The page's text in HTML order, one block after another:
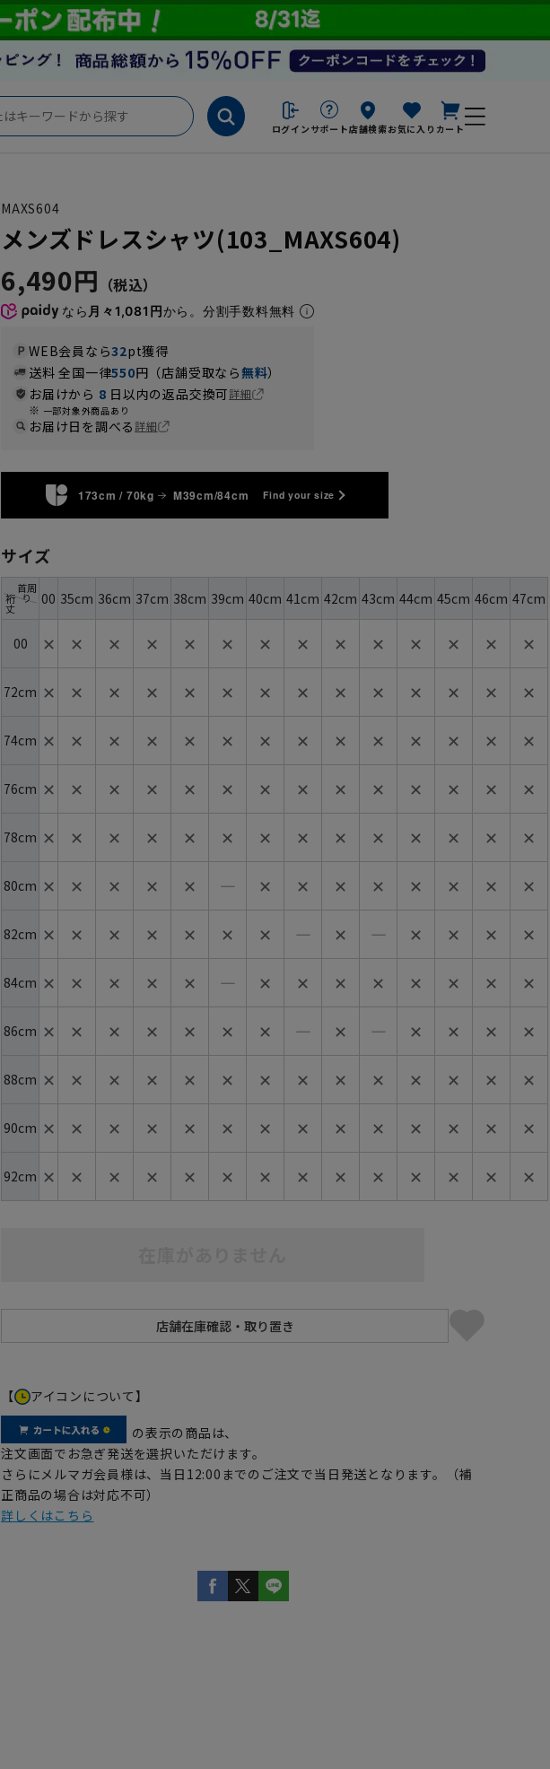
ログイン サポート店舗検索お気に入り カート
4L47cm/84cm 5L49cm/84cm
MAXS604
メンズドレスシャツ(103_MAXS604)
6,490円
なら 月々1,081円から。分割手数料無料
WEB会員なら32pt獲得
送料 全国一律550円（店舗受取なら無料）
お届けから 8 日以内の返品交換可詳細
一部対象外商品あり
お届け日を調べる詳細
173cm / 70kg M39cm/84cm Find your size
サイズ
裄
丈
首周
り 00 35cm 36cm 37cm 38cm 39cm 40cm 41cm 42cm 43cm 44cm 45cm 46cm 47cm
00 ✕ ✕ ✕ ✕ ✕ ✕ ✕ ✕ ✕ ✕ ✕ ✕ ✕ ✕
72cm ✕ ✕ ✕ ✕ ✕ ✕ ✕ ✕ ✕ ✕ ✕ ✕ ✕ ✕
74cm ✕ ✕ ✕ ✕ ✕ ✕ ✕ ✕ ✕ ✕ ✕ ✕ ✕ ✕
76cm ✕ ✕ ✕ ✕ ✕ ✕ ✕ ✕ ✕ ✕ ✕ ✕ ✕ ✕
78cm ✕ ✕ ✕ ✕ ✕ ✕ ✕ ✕ ✕ ✕ ✕ ✕ ✕ ✕
80cm ✕ ✕ ✕ ✕ ✕ ― ✕ ✕ ✕ ✕ ✕ ✕ ✕ ✕
82cm ✕ ✕ ✕ ✕ ✕ ✕ ✕ ― ✕ ― ✕ ✕ ✕ ✕
84cm ✕ ✕ ✕ ✕ ✕ ― ✕ ✕ ✕ ✕ ✕ ✕ ✕ ✕
86cm ✕ ✕ ✕ ✕ ✕ ✕ ✕ ― ✕ ― ✕ ✕ ✕ ✕
88cm ✕ ✕ ✕ ✕ ✕ ✕ ✕ ✕ ✕ ✕ ✕ ✕ ✕ ✕
90cm ✕ ✕ ✕ ✕ ✕ ✕ ✕ ✕ ✕ ✕ ✕ ✕ ✕ ✕
92cm ✕ ✕ ✕ ✕ ✕ ✕ ✕ ✕ ✕ ✕ ✕ ✕ ✕ ✕
【 アイコンについて】
の表示の商品は、
注文画面でお急ぎ発送を選択いただけます。
さらにメルマガ会員様は、当日12:00までのご注文で当日発送となります。（補
正商品の場合は対応不可）
詳しくはこちら